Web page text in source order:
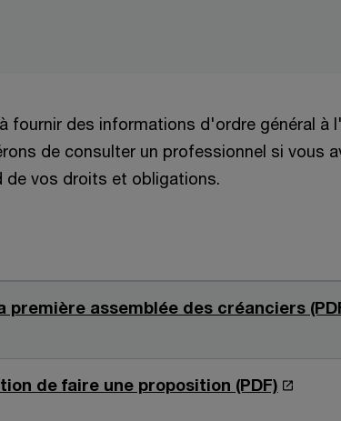
fournir des informations d'ordre général à
de consulter un professionnel si vous
de vos droits et obligations.
assemblée des créanciers
de faire une proposition (PDF) S